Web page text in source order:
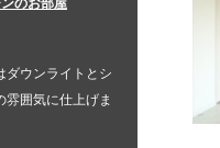
にはライトな木目を使用しまる
た空間を演出しました。ゼブラ
のお部屋
ダウンライトとシ
雰囲気に仕上げま